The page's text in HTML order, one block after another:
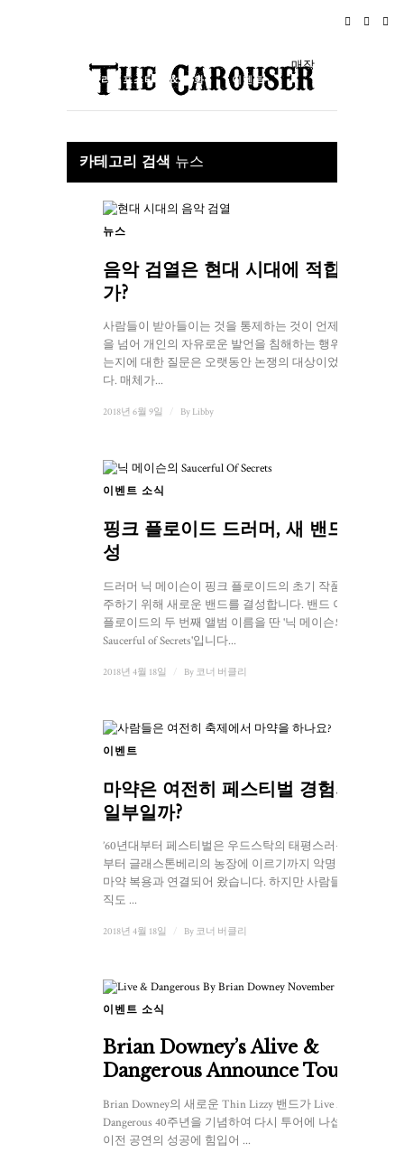
라이프스타일 & 문화 이벤트
매장
카테고리 검색 뉴스
뉴스
음악 검열은 현대 시대에 적합한
가?
사람들이 받아들이는 것을 통제하는 것이 언제 검열
을 넘어 개인의 자유로운 발언을 침해하는 행위가 되
는지에 대한 질문은 오랫동안 논쟁의 대상이었습니
다. 매체가...
2018년 6월 9일 By Libby
이벤트 소식
핑크 플로이드 드러머, 새 밴드 결
성
드러머 닉 메이슨이 핑크 플로이드의 초기 작품을 연
주하기 위해 새로운 밴드를 결성합니다. 밴드 이름은
플로이드의 두 번째 앨범 이름을 딴 '닉 메이슨의
Saucerful of Secrets'입니다...
2018년 4월 18일 By 코너 버클리
이벤트
마약은 여전히 페스티벌 경험의
일부일까?
’60년대부터 페스티벌은 우드스탁의 태평스러운 시절
부터 글래스톤베리의 농장에 이르기까지 악명 높게
마약 복용과 연결되어 왔습니다. 하지만 사람들은 아
직도 ...
2018년 4월 18일 By 코너 버클리
이벤트 소식
Brian Downey’s Alive &
Dangerous Announce Tour
Brian Downey의 새로운 Thin Lizzy 밴드가 Live And
Dangerous 40주년을 기념하여 다시 투어에 나섭니다.
이전 공연의 성공에 힘입어 ...